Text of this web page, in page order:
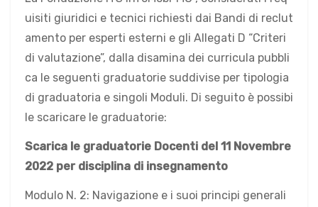
uisiti giuridici e tecnici richiesti dai Bandi di reclut
amento per esperti esterni e gli Allegati D “Criteri
di valutazione”, dalla disamina dei curricula pubbli
ca le seguenti graduatorie suddivise per tipologia
di graduatoria e singoli Moduli. Di seguito è possibi
le scaricare le graduatorie:
Scarica le graduatorie Docenti del 11 Novembre
2022 per disciplina di insegnamento
Modulo N. 2: Navigazione e i suoi principi generali